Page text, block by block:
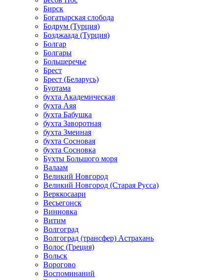
Бирск
Богатырская слобода
Бодрум (Турция)
Бозджаада (Турция)
Болгар
Болгары
Большеречье
Брест
Брест (Беларусь)
Буотама
бухта Академическая
бухта Аяя
бухта Бабушка
бухта Заворотная
бухта Змеиная
бухта Сосновая
бухта Сосновка
Бухты Большого моря
Валаам
Великий Новгород
Великий Новгород (Старая Русса)
Верккосаари
Весьегонск
Винновка
Витим
Волгоград
Волгоград (трансфер) Астрахань
Волос (Греция)
Вольск
Ворогово
Воспоминаний